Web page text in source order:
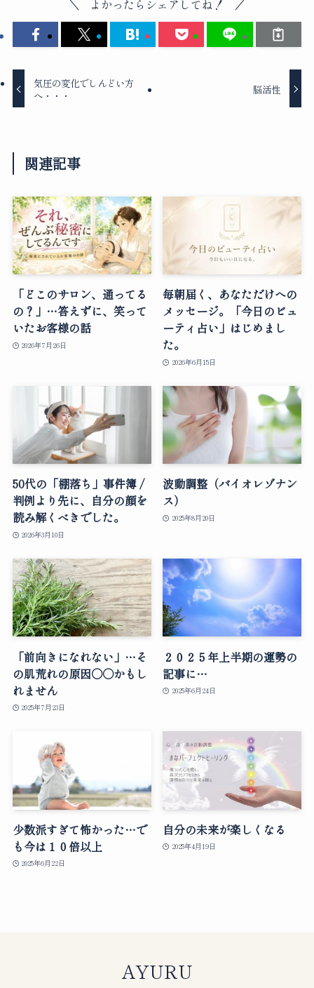
よかったらシェアしてね！
気圧の変化でしんどい方
へ・・・
脳活性
関連記事
「どこのサロン、通ってる
の？」…答えずに、笑って
いたお客様の話
2026年7月26日
毎朝届く、あなただけへの
メッセージ。「今日のビュ
ーティ占い」はじめまし
た。
2026年6月15日
50代の「棚落ち」事件簿 /
判例より先に、自分の顔を
読み解くべきでした。
2026年3月10日
波動調整（バイオレゾナン
ス）
2025年8月20日
「前向きになれない」…そ
の肌荒れの原因○○かもし
れません
2025年7月23日
２０２５年上半期の運勢の
記事に…
2025年6月24日
少数派すぎて怖かった…で
も今は１０倍以上
2025年6月22日
自分の未来が楽しくなる
2025年4月19日
AYURU